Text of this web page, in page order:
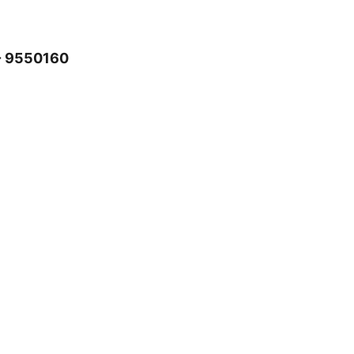
9550160